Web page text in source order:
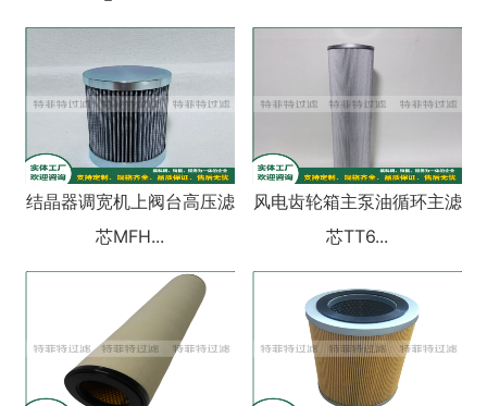
结晶器调宽机上阀台高压滤
芯MFH...
风电齿轮箱主泵油循环主滤
芯TT6...